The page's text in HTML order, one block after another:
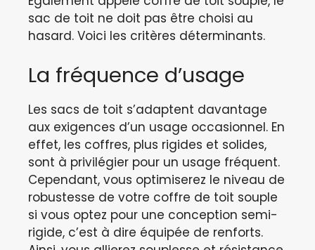
sac de toit ne doit pas être choisi au
hasard. Voici les critères déterminants.
La fréquence d’usage
Les sacs de toit s’adaptent davantage
aux exigences d’un usage occasionnel. En
effet, les coffres, plus rigides et solides,
sont à privilégier pour un usage fréquent.
Cependant, vous optimiserez le niveau de
robustesse de votre coffre de toit souple
si vous optez pour une conception semi-
rigide, c’est à dire équipée de renforts.